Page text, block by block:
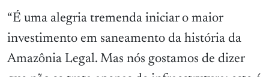
“É uma alegria tremenda iniciar o maior
investimento em saneamento da história da
Amazônia Legal. Mas nós gostamos de dizer